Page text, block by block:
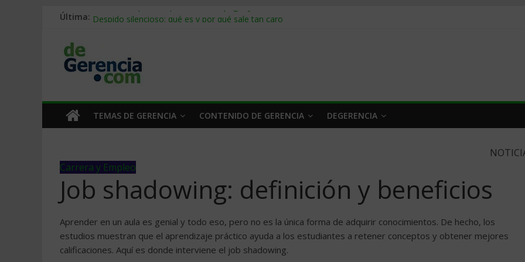
Última: Stablecoins para empresas: cómo pagar y cobrar en 2026
Trabajo forzoso en la cadena de suministro: qué hacer
Mercado hispano de EE. UU.: cómo segmentarlo y venderle
TEMAS DE GERENCIA CONTENIDO DE GERENCIA DEGERENCIA
Carrera y Empleo
Job shadowing: definición y beneficios
Aprender en un aula es genial y todo eso, pero no es la única forma de adquirir conocimientos. De hecho, los
estudios muestran que el aprendizaje práctico ayuda a los estudiantes a retener conceptos y obtener mejores
calificaciones. Aquí es donde interviene el job shadowing.